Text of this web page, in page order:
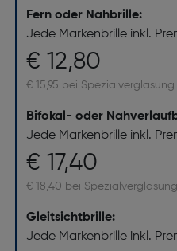
Fern oder Nahbrille:
Jede Markenbrille inkl.
€ 12,80
€ 15,95 bei Spezialverglasung
Bifokal- oder
Jede Markenbrille inkl.
€ 17,40
€ 18,40 bei Spezialverglasung
Gleitsichtbrille:
Jede Markenbrille inkl.